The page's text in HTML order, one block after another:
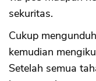
sekuritas.
Cukup
kemudian
Setelah semua